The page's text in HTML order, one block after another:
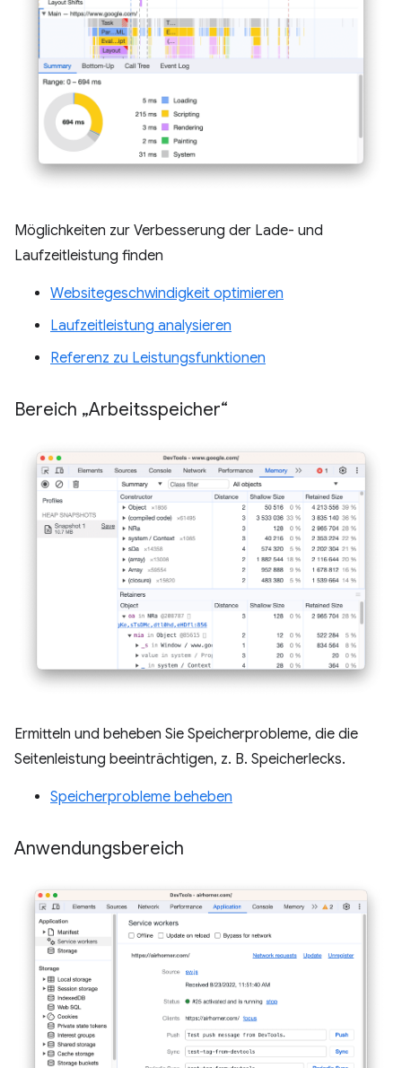
Möglichkeiten zur Verbesserung der Lade- und
Laufzeitleistung finden
Websitegeschwindigkeit optimieren
Laufzeitleistung analysieren
Referenz zu Leistungsfunktionen
Bereich „Arbeitsspeicher“
Ermitteln und beheben Sie Speicherprobleme, die die
Seitenleistung beeinträchtigen, z. B. Speicherlecks.
Speicherprobleme beheben
Anwendungsbereich